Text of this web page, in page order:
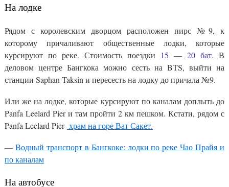
На лодке
Рядом с королевским дворцом расположен пирс №9, к
которому причаливают общественные лодки, которые
курсируют по реке. Стоимость поездки 15 — 20 бат. В
деловом центре Бангкока можно сесть на BTS, выйти на
станции Saphan Taksin и пересесть на лодку до причала №9.
Или же на лодке, которые курсируют по каналам доплыть до
Panfa Leelard Pier и там пройти 2 км пешком. Кстати, рядом с
Panfa Leelard Pier храм на горе Ват Сакет.
— Водный транспорт в Бангкоке: лодки по реке Чао Прайя и
по каналам
На автобусе